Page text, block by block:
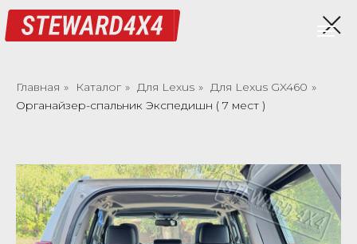
Главная » Каталог » Для Lexus » Для Lexus GX460 »
Органайзер-спальник Экспедишн ( 7 мест )